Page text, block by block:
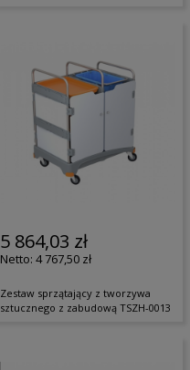
5 864,03 zł
4 767,50 zł
Zestaw sprzątający z tworzywa
sztucznego z zabudową TSZH-0013